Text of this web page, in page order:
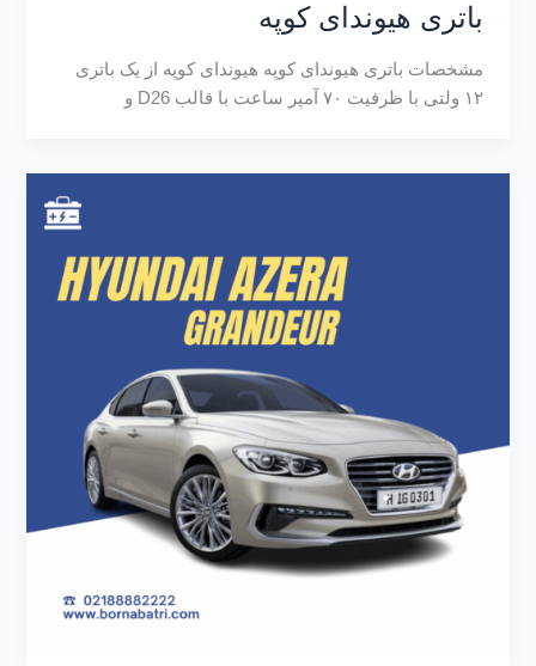
باتری هیوندای کوپه
مشخصات باتری هیوندای کوپه هیوندای کوپه از یک باتری
۱۲ ولتی با ظرفیت ۷۰ آمپر ساعت با قالب D26 و